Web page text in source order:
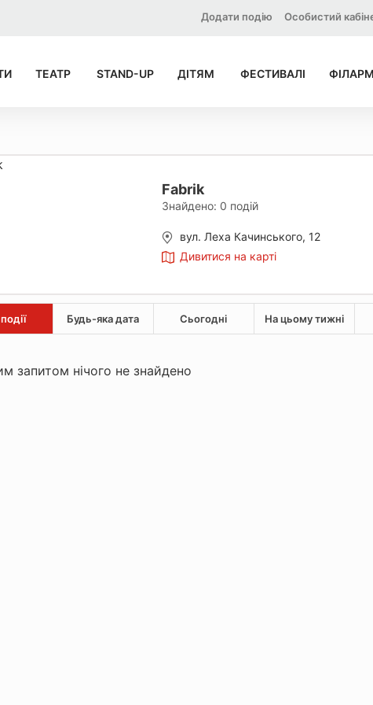
Особистий
Додати подію
ТЕАТР STAND-UP ДІТЯМ ФЕСТИВАЛІ
Fabrik
Знайдено: 0 подій
вул. Леха Качинського, 12
Дивитися на карті
Будь-яка дата Сьогодні На цьому тижні
запитом нічого не знайдено